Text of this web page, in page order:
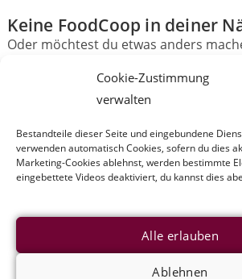
Cookie-Zustimmung
verwalten
Bestandteile dieser Seite und eingebundene
verwenden automatisch Cookies, sofern du dies
Marketing-Cookies ablehnst, werden bestimmte
eingebettete Videos deaktiviert, du kannst dies
Alle erlauben
Ablehnen
Keine FoodCoop in deiner
Oder möchtest du etwas anders
empfehlen einen Blick insHandbuch
Betreiben von FoodCoops
Wie gründe ich eine